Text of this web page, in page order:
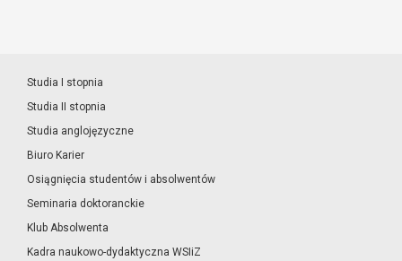
Studia I stopnia
Studia II stopnia
Studia anglojęzyczne
Biuro Karier
Osiągnięcia studentów i absolwentów
Seminaria doktoranckie
Klub Absolwenta
Kadra naukowo-dydaktyczna WSIiZ